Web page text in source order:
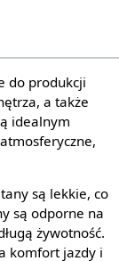
do produkcji
a także
idealnym
są lekkie, co
są odporne na
żywotność.
komfort jazdy i